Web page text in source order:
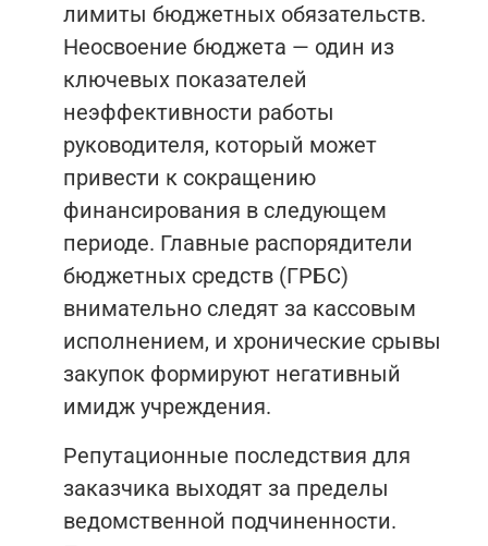
лимиты бюджетных обязательств.
Неосвоение бюджета — один из
ключевых показателей
неэффективности работы
руководителя, который может
привести к сокращению
финансирования в следующем
периоде. Главные распорядители
бюджетных средств (ГРБС)
внимательно следят за кассовым
исполнением, и хронические срывы
закупок формируют негативный
имидж учреждения.
Репутационные последствия для
заказчика выходят за пределы
ведомственной подчиненности.